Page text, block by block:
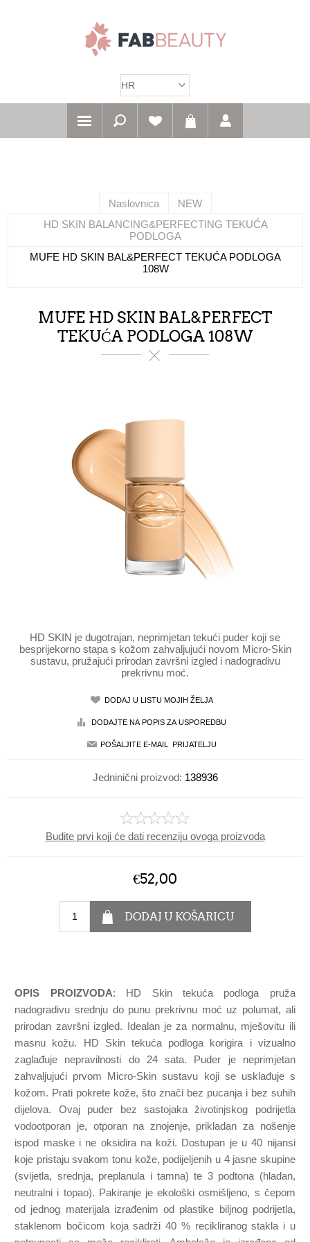
Naslovnica
NEW
HD SKIN BALANCING&PERFECTING TEKUĆA
PODLOGA
MUFE HD SKIN BAL&PERFECT TEKUĆA PODLOGA
108W
MUFE HD SKIN BAL&PERFECT
TEKUĆA PODLOGA 108W
HD SKIN je dugotrajan, neprimjetan tekući puder koji se
besprijekorno stapa s kožom zahvaljujući novom Micro-Skin
sustavu, pružajući prirodan završni izgled i nadogradivu
prekrivnu moć.
Jedninični proizvod: 138936
Budite prvi koji će dati recenziju ovoga proizvoda
€52,00
OPIS PROIZVODA: HD Skin tekuća podloga pruža
nadogradivu srednju do punu prekrivnu moć uz polumat, ali
prirodan završni izgled. Idealan je za normalnu, mješovitu ili
masnu kožu. HD Skin tekuća podloga korigira i vizualno
zaglađuje nepravilnosti do 24 sata. Puder je neprimjetan
zahvaljujući prvom Micro-Skin sustavu koji se usklađuje s
kožom. Prati pokrete kože, što znači bez pucanja i bez suhih
dijelova. Ovaj puder bez sastojaka životinjskog podrijetla
vodootporan je, otporan na znojenje, prikladan za nošenje
ispod maske i ne oksidira na koži. Dostupan je u 40 nijansi
koje pristaju svakom tonu kože, podijeljenih u 4 jasne skupine
(svijetla, srednja, preplanula i tamna) te 3 podtona (hladan,
neutralni i topao). Pakiranje je ekološki osmišljeno, s čepom
od jednog materijala izrađenim od plastike biljnog podrijetla,
staklenom bočicom koja sadrži 40 % recikliranog stakla i u